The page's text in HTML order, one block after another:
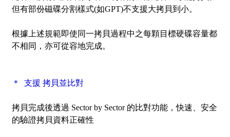
但有部份磁碟分割樣式(如GPT)不支援大拷貝到小。
根據上述規範即使同一拷貝過程中之每顆目標硬碟容量都
不相同，亦可從容地完成。
＊ 支援 拷貝並比對
拷貝完成後透過 Sector by Sector 的比對功能，快速、安全
的驗證拷貝資料正確性